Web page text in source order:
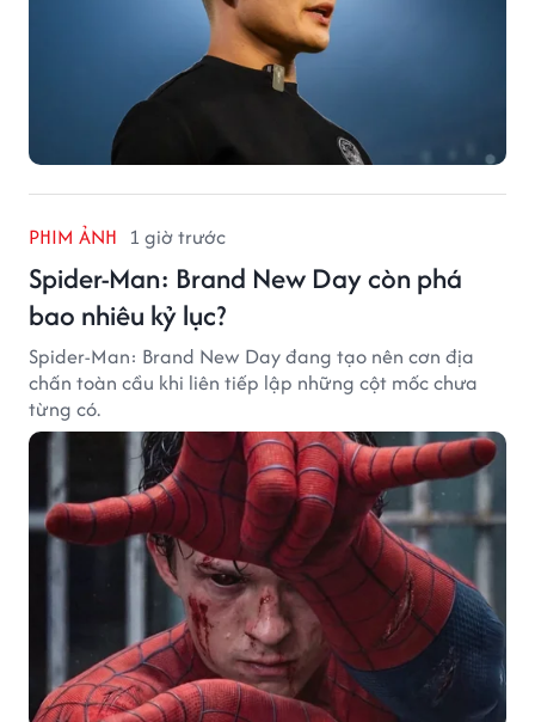
PHIM ẢNH 1 giờ trước
Spider-Man: Brand New Day còn phá
bao nhiêu kỷ lục?
Spider-Man: Brand New Day đang tạo nên cơn địa
chấn toàn cầu khi liên tiếp lập những cột mốc chưa
từng có.